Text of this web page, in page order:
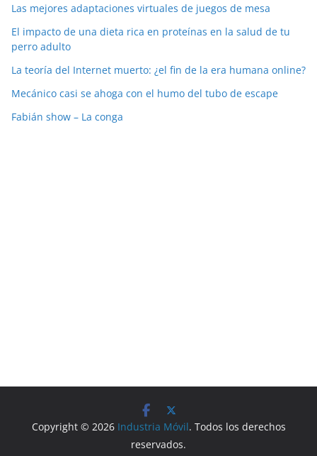
Las mejores adaptaciones virtuales de juegos de mesa
El impacto de una dieta rica en proteínas en la salud de tu
perro adulto
La teoría del Internet muerto: ¿el fin de la era humana online?
Mecánico casi se ahoga con el humo del tubo de escape
Fabián show – La conga
Copyright © 2026 Industria Móvil. Todos los derechos
reservados.